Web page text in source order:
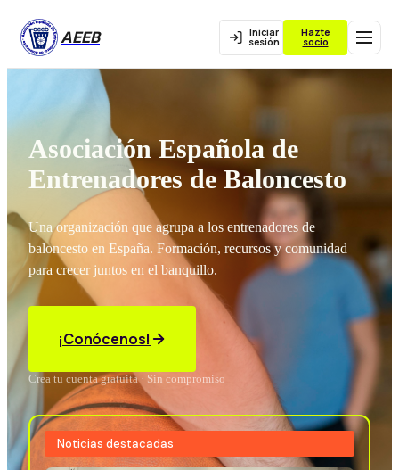
AEEB Iniciar
sesión
Hazte
socio
Asociación Española de
Entrenadores de Baloncesto
Una organización que agrupa a los entrenadores de
baloncesto en España. Formación, recursos y comunidad
para crecer juntos en el banquillo.
¡Conócenos!
Crea tu cuenta gratuita · Sin compromiso
Noticias destacadas